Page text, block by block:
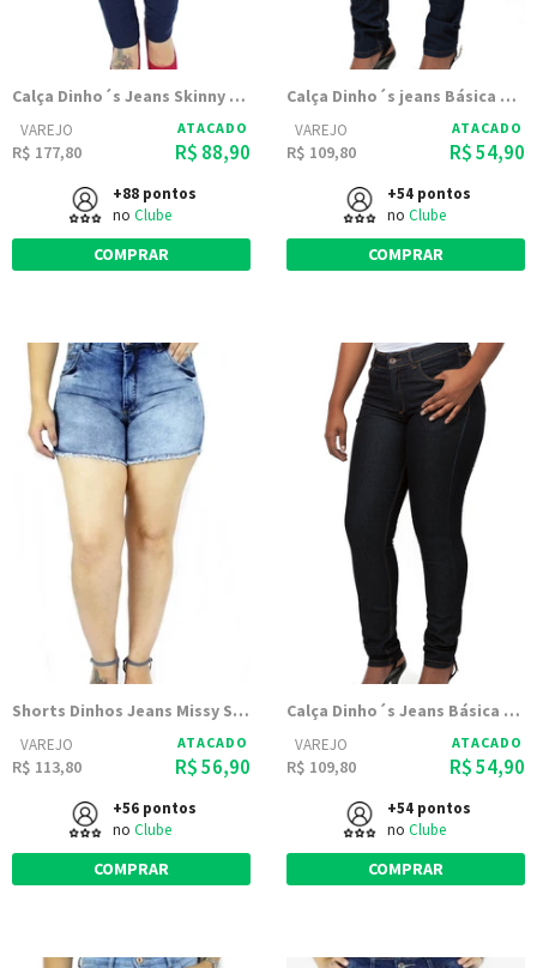
Calça Dinho´s Jeans Skinny Kris (2516)
VAREJO
R$ 177,80
ATACADO
R$ 88,90
+88 pontos
no Clube
COMPRAR
Calça Dinho´s jeans Básica Stone
VAREJO
R$ 109,80
ATACADO
R$ 54,90
+54 pontos
no Clube
COMPRAR
Shorts Dinhos Jeans Missy Skay DElavê (2483)
VAREJO
R$ 113,80
ATACADO
R$ 56,90
+56 pontos
no Clube
COMPRAR
Calça Dinho´s Jeans Básica Amaciada
VAREJO
R$ 109,80
ATACADO
R$ 54,90
+54 pontos
no Clube
COMPRAR